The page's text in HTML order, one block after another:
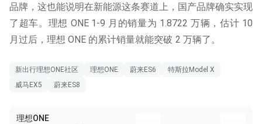
品牌，这也能说明在新能源这条赛道上，国产品牌确实实现
了超车。理想 ONE 1-9 月的销量为 1.8722 万辆，估计 10
月过后，理想 ONE 的累计销量就能突破 2 万辆了。
新出行理想ONE社区 理想ONE 蔚来ES6
特斯拉Model X
威马EX5
蔚来ES8
理想ONE